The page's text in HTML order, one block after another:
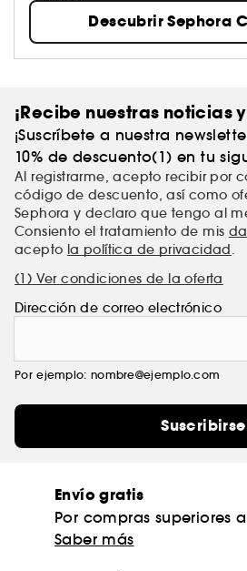
Descubrir Sephora
¡Recibe nuestras noticias
¡Suscríbete a nuestra
10% de descuento(1) en tu
Al registrarme, acepto recibir por
código de descuento, así como
Sephora y declaro que tengo al
Consiento el tratamiento de mis
acepto la política de privacidad.
(1) Ver condiciones de la oferta
Dirección de correo electrónico
Por ejemplo: nombre@ejemplo.com
Suscribirse
Envío gratis
Por compras superiores
Saber más